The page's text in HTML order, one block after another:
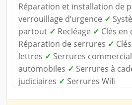
Réparation et installation de
verrouillage d’urgence ✓
partout ✓ Recléage ✓ Clés en
Réparation de serrures ✓
lettres ✓ Serrures
automobiles ✓ Serrures à
judiciaires ✓ Serrures Wifi